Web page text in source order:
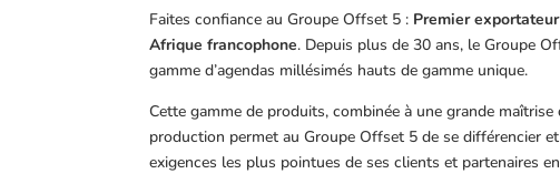
Faites confiance au Groupe Offset 5 : Premier
Afrique francophone. Depuis plus de 30 ans, le Groupe
gamme d’agendas millésimés hauts de gamme unique.
Cette gamme de produits, combinée à une grande
production permet au Groupe Offset 5 de se différencier
exigences les plus pointues de ses clients et partenaires